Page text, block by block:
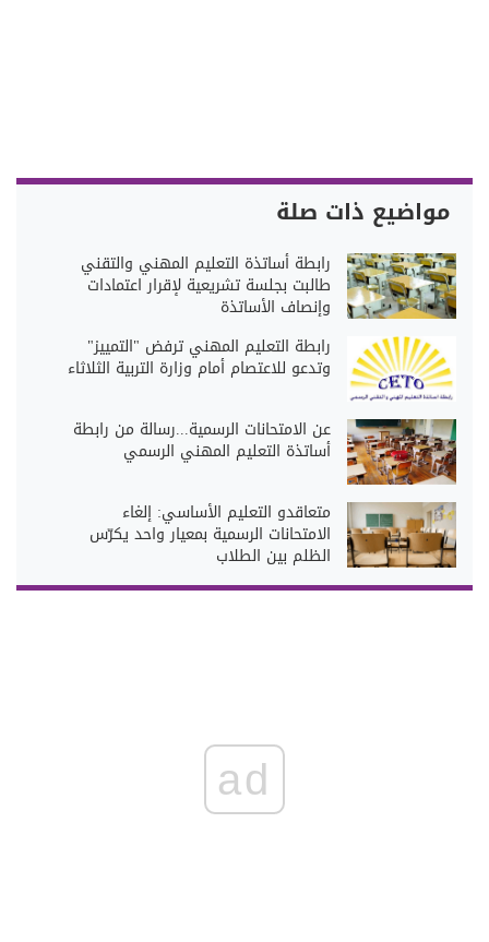
مواضيع ذات صلة
رابطة أساتذة التعليم المهني والتقني
طالبت بجلسة تشريعية لإقرار اعتمادات
وإنصاف الأساتذة
رابطة التعليم المهني ترفض "التمييز"
وتدعو للاعتصام أمام وزارة التربية الثلاثاء
عن الامتحانات الرسمية...رسالة من رابطة
أساتذة التعليم المهني الرسمي
متعاقدو التعليم الأساسي: إلغاء
الامتحانات الرسمية بمعيار واحد يكرّس
الظلم بين الطلاب
ad